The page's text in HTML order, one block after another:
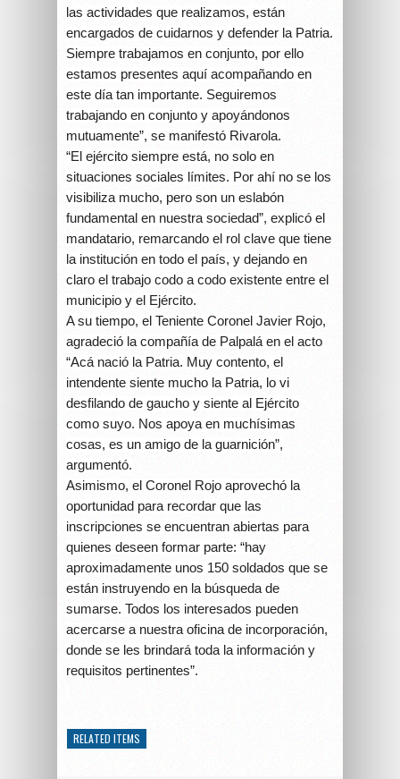
las actividades que realizamos, están
encargados de cuidarnos y defender la Patria.
Siempre trabajamos en conjunto, por ello
estamos presentes aquí acompañando en
este día tan importante. Seguiremos
trabajando en conjunto y apoyándonos
mutuamente”, se manifestó Rivarola.
“El ejército siempre está, no solo en
situaciones sociales límites. Por ahí no se los
visibiliza mucho, pero son un eslabón
fundamental en nuestra sociedad”, explicó el
mandatario, remarcando el rol clave que tiene
la institución en todo el país, y dejando en
claro el trabajo codo a codo existente entre el
municipio y el Ejército.
A su tiempo, el Teniente Coronel Javier Rojo,
agradeció la compañía de Palpalá en el acto
“Acá nació la Patria. Muy contento, el
intendente siente mucho la Patria, lo vi
desfilando de gaucho y siente al Ejército
como suyo. Nos apoya en muchísimas
cosas, es un amigo de la guarnición”,
argumentó.
Asimismo, el Coronel Rojo aprovechó la
oportunidad para recordar que las
inscripciones se encuentran abiertas para
quienes deseen formar parte: “hay
aproximadamente unos 150 soldados que se
están instruyendo en la búsqueda de
sumarse. Todos los interesados pueden
acercarse a nuestra oficina de incorporación,
donde se les brindará toda la información y
requisitos pertinentes”.
RELATED ITEMS